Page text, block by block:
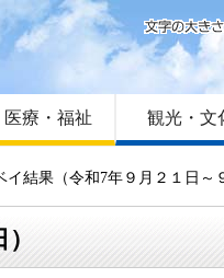
方へ
プ
療・福祉 観光・文
結果（令和7年９月２１日～